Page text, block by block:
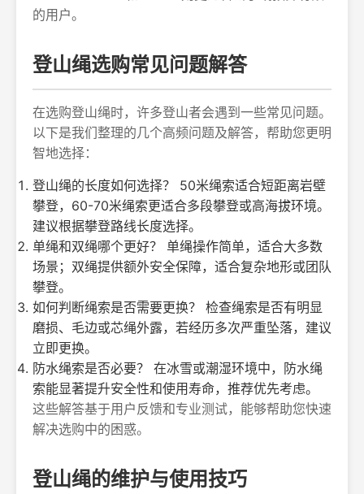
的用户。
登山绳选购常见问题解答
在选购登山绳时，许多登山者会遇到一些常见问题。
以下是我们整理的几个高频问题及解答，帮助您更明
智地选择：
登山绳的长度如何选择？ 50米绳索适合短距离岩壁
攀登，60-70米绳索更适合多段攀登或高海拔环境。
建议根据攀登路线长度选择。
单绳和双绳哪个更好？ 单绳操作简单，适合大多数
场景；双绳提供额外安全保障，适合复杂地形或团队
攀登。
如何判断绳索是否需要更换？ 检查绳索是否有明显
磨损、毛边或芯绳外露，若经历多次严重坠落，建议
立即更换。
防水绳索是否必要？ 在冰雪或潮湿环境中，防水绳
索能显著提升安全性和使用寿命，推荐优先考虑。
这些解答基于用户反馈和专业测试，能够帮助您快速
解决选购中的困惑。
登山绳的维护与使用技巧